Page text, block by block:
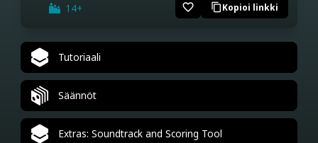
14+
favorite_border content_copyKopioi linkki
Tutoriaali
Säännöt
Extras: Soundtrack and Scoring Tool